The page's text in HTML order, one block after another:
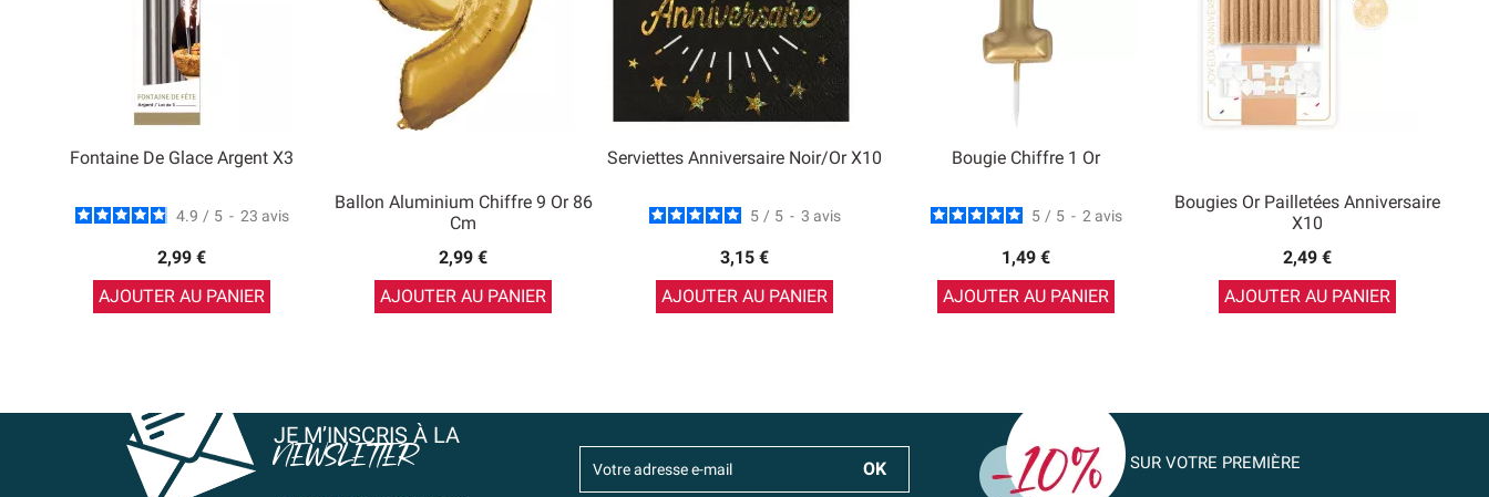
Fontaine De Glace Argent X3
4.9 / 5 - 23 avis
2,99 €
AJOUTER AU PANIER
Ballon Aluminium Chiffre 9 Or 86
Cm
2,99 €
AJOUTER AU PANIER
Serviettes Anniversaire Noir/Or X10
5 / 5 - 3 avis
3,15 €
AJOUTER AU PANIER
Bougie Chiffre 1 Or
5 / 5 - 2 avis
1,49 €
AJOUTER AU PANIER
Bougies Or Pailletées Anniversaire
X10
2,49 €
AJOUTER AU PANIER
JE M’INSCRIS À LA
NEWSLETTER SUR VOTRE PREMIÈRE